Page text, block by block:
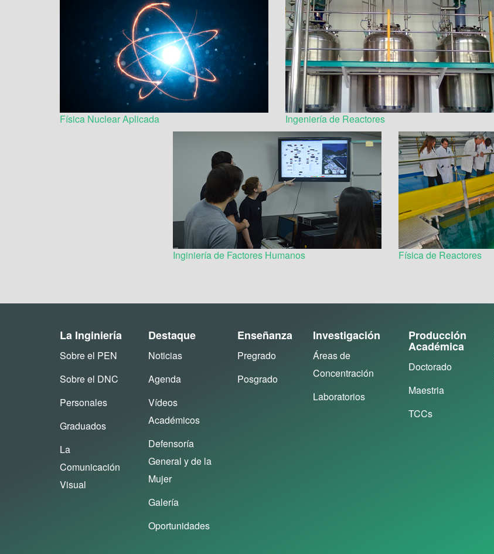
Física Nuclear Aplicada Ingeniería de Reactores
Inginiería de Factores Humanos Física de Reactores
La Inginiería
Sobre el PEN
Sobre el DNC
Personales
Graduados
La
Comunicación
Visual
Destaque
Noticias
Agenda
Vídeos
Académicos
Defensoría
General y de la
Mujer
Galería
Oportunidades
Enseñanza
Pregrado
Posgrado
Investigación
Áreas de
Concentración
Laboratorios
Producción
Académica
Doctorado
Maestria
TCCs